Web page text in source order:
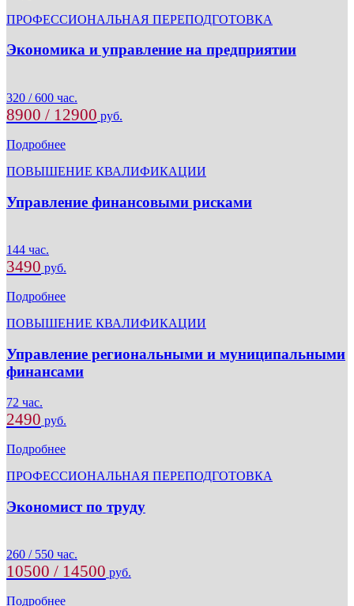
ПРОФЕССИОНАЛЬНАЯ ПЕРЕПОДГОТОВКА
Экономика и управление на предприятии
320 / 600 час.
8900 / 12900 руб.
Подробнее
ПОВЫШЕНИЕ КВАЛИФИКАЦИИ
Управление финансовыми рисками
144 час.
3490 руб.
Подробнее
ПОВЫШЕНИЕ КВАЛИФИКАЦИИ
Управление региональными и муниципальными
финансами
72 час.
2490 руб.
Подробнее
ПРОФЕССИОНАЛЬНАЯ ПЕРЕПОДГОТОВКА
Экономист по труду
260 / 550 час.
10500 / 14500 руб.
Подробнее